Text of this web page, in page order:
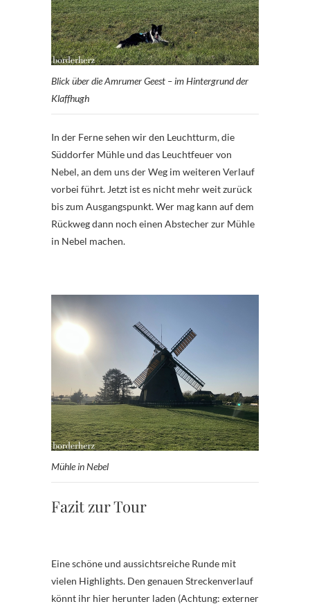
Blick über die Amrumer Geest – im Hintergrund der
Klaffhugh
In der Ferne sehen wir den Leuchtturm, die
Süddorfer Mühle und das Leuchtfeuer von
Nebel, an dem uns der Weg im weiteren Verlauf
vorbei führt. Jetzt ist es nicht mehr weit zurück
bis zum Ausgangspunkt. Wer mag kann auf dem
Rückweg dann noch einen Abstecher zur Mühle
in Nebel machen.
Mühle in Nebel
Fazit zur Tour
Eine schöne und aussichtsreiche Runde mit
vielen Highlights. Den genauen Streckenverlauf
könnt ihr hier herunter laden (Achtung: externer